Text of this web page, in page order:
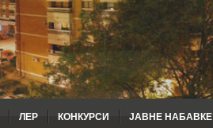
ЛЕР КОНКУРСИ ЈАВНЕ НАБАВКЕ